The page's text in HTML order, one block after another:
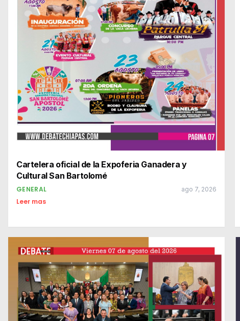
Cartelera oficial de la Expoferia Ganadera y
Cultural San Bartolomé
GENERAL ago 7, 2026
Leer mas